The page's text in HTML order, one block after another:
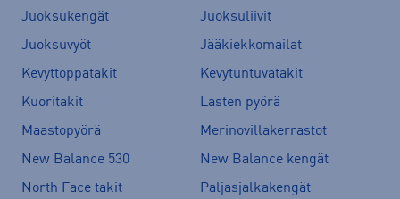
Juoksukengät
Juoksuliivit
Juoksuvyöt
Jääkiekkomailat
Kevyttoppatakit
Kevytuntuvatakit
Kuoritakit
Lasten pyörä
Maastopyörä
Merinovillakerrastot
New Balance 530
New Balance kengät
North Face takit
Paljasjalkakengät